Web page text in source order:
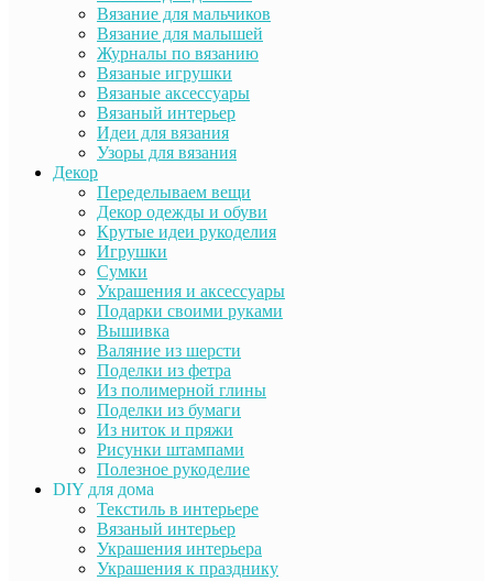
Вязание для мальчиков
Вязание для малышей
Журналы по вязанию
Вязаные игрушки
Вязаные аксессуары
Вязаный интерьер
Идеи для вязания
Узоры для вязания
Декор
Переделываем вещи
Декор одежды и обуви
Крутые идеи рукоделия
Игрушки
Сумки
Украшения и аксессуары
Подарки своими руками
Вышивка
Валяние из шерсти
Поделки из фетра
Из полимерной глины
Поделки из бумаги
Из ниток и пряжи
Рисунки штампами
Полезное рукоделие
DIY для дома
Текстиль в интерьере
Вязаный интерьер
Украшения интерьера
Украшения к празднику